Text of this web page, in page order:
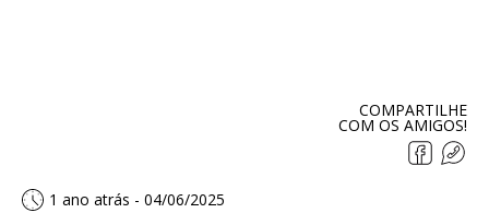
COMPARTILHE
COM OS AMIGOS!
1 ano atrás - 04/06/2025